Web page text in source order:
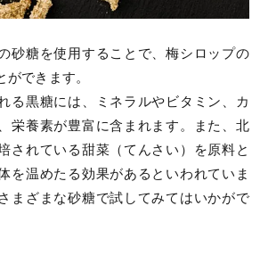
砂糖を使用することで、梅シロップの
できます。
る黒糖には、ミネラルやビタミン、カ
栄養素が豊富に含まれます。また、北
されている甜菜（てんさい）を原料と
を温めたる効果があるといわれていま
まざまな砂糖で試してみてはいかがで